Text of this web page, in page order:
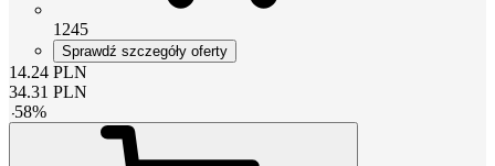
1245
Sprawdź szczegóły oferty
14.24 PLN
34.31 PLN
-58%